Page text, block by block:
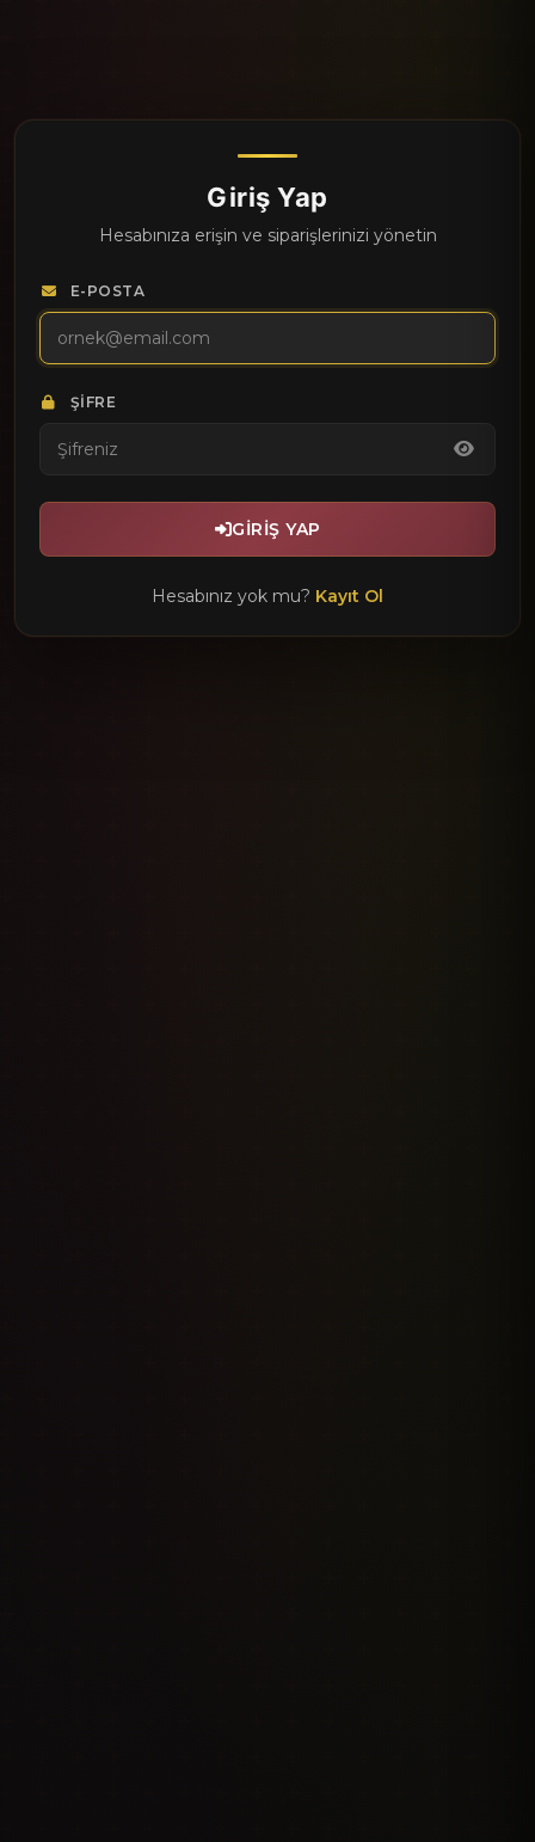
Giriş Yap
Hesabınıza erişin ve siparişlerinizi yönetin
E-POSTA
ŞIFRE
GIRIŞ YAP
Hesabınız yok mu? Kayıt Ol